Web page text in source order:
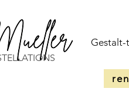
Gestalt-